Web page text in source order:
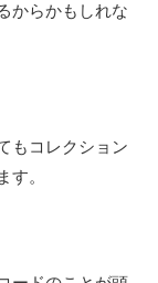
からかもしれな
もコレクション
す。